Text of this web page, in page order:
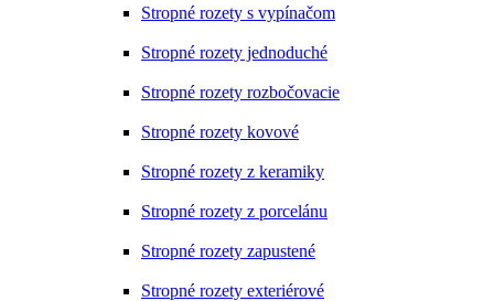
Stropné rozety s vypínačom
Stropné rozety jednoduché
Stropné rozety rozbočovacie
Stropné rozety kovové
Stropné rozety z keramiky
Stropné rozety z porcelánu
Stropné rozety zapustené
Stropné rozety exteriérové